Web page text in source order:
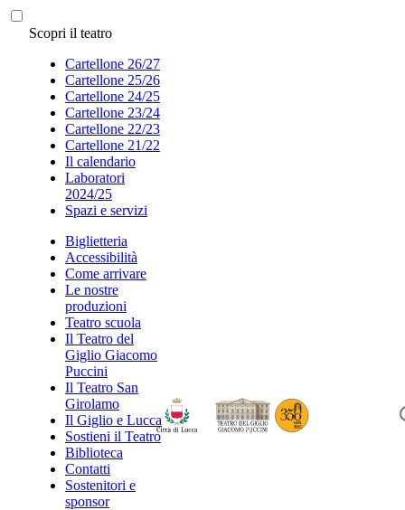
Scopri il teatro
Cartellone 26/27
Cartellone 25/26
Cartellone 24/25
Cartellone 23/24
Cartellone 22/23
Cartellone 21/22
Il calendario
Laboratori
2024/25
Spazi e servizi
Biglietteria
Accessibilità
Come arrivare
Le nostre
produzioni
Teatro scuola
Il Teatro del
Giglio Giacomo
Puccini
Il Teatro San
Girolamo
Il Giglio e Lucca
Sostieni il Teatro
Biblioteca
Contatti
Sostenitori e
sponsor